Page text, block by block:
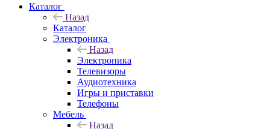
Каталог
Назад
Каталог
Электроника
Назад
Электроника
Телевизоры
Аудиотехника
Игры и приставки
Телефоны
Мебель
Назад